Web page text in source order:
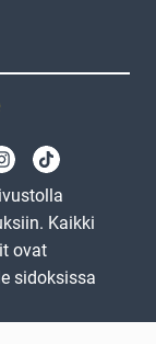
Kaikki
ovat
sidoksissa